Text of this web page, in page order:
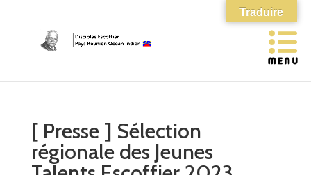
[ Presse ] Sélection
régionale des Jeunes
Traduire